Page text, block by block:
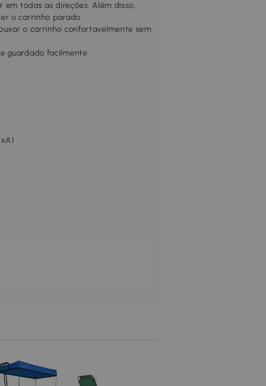
em todas as direções. Além disso,
o carrinho parado
o carrinho confortavelmente sem
guardado facilmente